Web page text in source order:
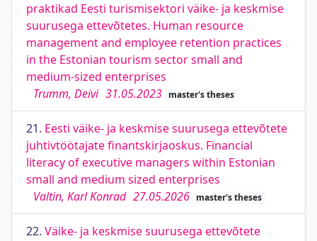
praktikad Eesti turismisektori väike- ja keskmise
suurusega ettevõtetes. Human resource
management and employee retention practices
in the Estonian tourism sector small and
medium-sized enterprises
Trumm, Deivi 31.05.2023 master's theses
21. Eesti väike- ja keskmise suurusega ettevõtete
juhtivtöötajate finantskirjaoskus. Financial
literacy of executive managers within Estonian
small and medium sized enterprises
Valtin, Karl Konrad 27.05.2026 master's theses
22. Väike- ja keskmise suurusega ettevõtete